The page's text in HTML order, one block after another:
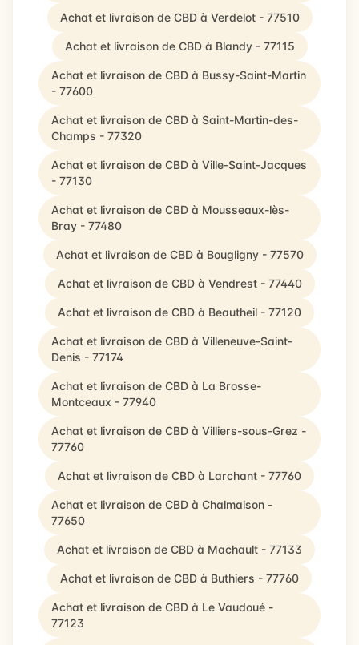
Achat et livraison de CBD à Verdelot - 77510
Achat et livraison de CBD à Blandy - 77115
Achat et livraison de CBD à Bussy-Saint-Martin
- 77600
Achat et livraison de CBD à Saint-Martin-des-
Champs - 77320
Achat et livraison de CBD à Ville-Saint-Jacques
- 77130
Achat et livraison de CBD à Mousseaux-lès-
Bray - 77480
Achat et livraison de CBD à Bougligny - 77570
Achat et livraison de CBD à Vendrest - 77440
Achat et livraison de CBD à Beautheil - 77120
Achat et livraison de CBD à Villeneuve-Saint-
Denis - 77174
Achat et livraison de CBD à La Brosse-
Montceaux - 77940
Achat et livraison de CBD à Villiers-sous-Grez -
77760
Achat et livraison de CBD à Larchant - 77760
Achat et livraison de CBD à Chalmaison -
77650
Achat et livraison de CBD à Machault - 77133
Achat et livraison de CBD à Buthiers - 77760
Achat et livraison de CBD à Le Vaudoué -
77123